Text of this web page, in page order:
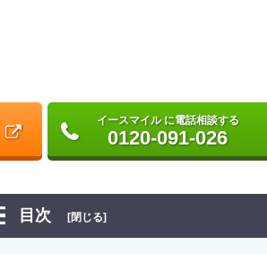
イースマイル に電話相談する
0120-091-026
目次 [閉じる]